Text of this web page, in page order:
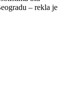
– rekla je